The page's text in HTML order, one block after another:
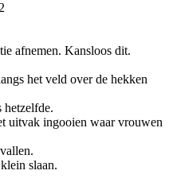
afnemen. Kansloos dit.
het veld over de hekken
hetzelfde.
uitvak ingooien waar vrouwen
slaan.